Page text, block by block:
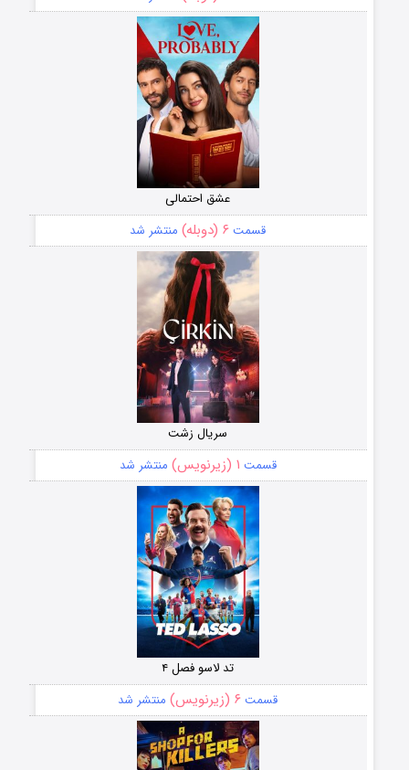
عشق احتمالی
قسمت ۶ (دوبله) منتشر شد
سریال زشت
قسمت ۱ (زیرنویس) منتشر شد
تد لاسو فصل ۴
قسمت ۶ (زیرنویس) منتشر شد